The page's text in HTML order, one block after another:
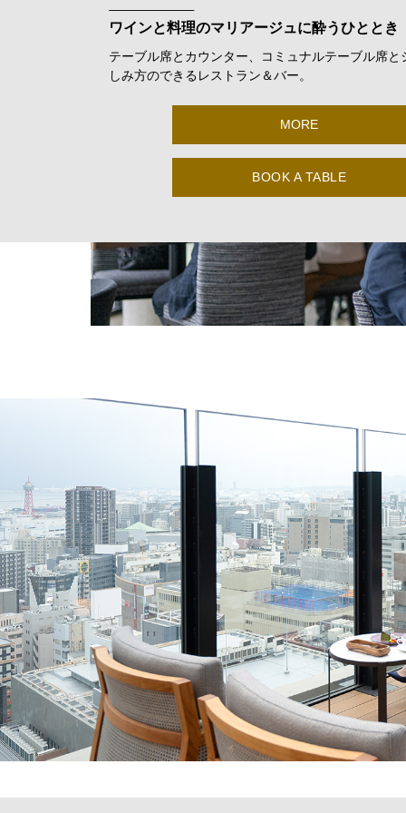
ワインと料理のマリアージュに酔うひととき
テーブル席とカウンター、コミュナルテーブル席と
しみ方のできるレストラン＆バー。
MORE
BOOK A TABLE